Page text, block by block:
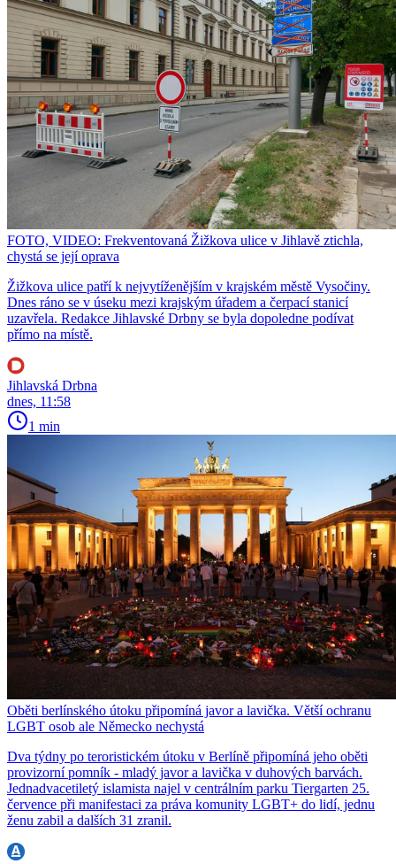
FOTO, VIDEO: Frekventovaná Žižkova ulice v Jihlavě ztichla,
chystá se její oprava
Žižkova ulice patří k nejvytíženějším v krajském městě Vysočiny.
Dnes ráno se v úseku mezi krajským úřadem a čerpací stanicí
uzavřela. Redakce Jihlavské Drbny se byla dopoledne podívat
přímo na místě.
Jihlavská Drbna
dnes, 11:58
1 min
Oběti berlínského útoku připomíná javor a lavička. Větší ochranu
LGBT osob ale Německo nechystá
Dva týdny po teroristickém útoku v Berlíně připomíná jeho oběti
provizorní pomník - mladý javor a lavička v duhových barvách.
Jednadvacetiletý islamista najel v centrálním parku Tiergarten 25.
července při manifestaci za práva komunity LGBT+ do lidí, jednu
ženu zabil a dalších 31 zranil.